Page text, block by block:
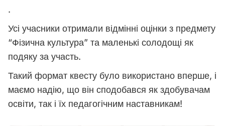
.
Усі учасники отримали відмінні оцінки з предмету
“Фізична культура” та маленькі солодощі як
подяку за участь.
Такий формат квесту було використано вперше, і
маємо надію, що він сподобався як здобувачам
освіти, так і їх педагогічним наставникам!